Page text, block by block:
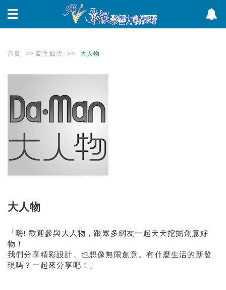
首頁 >>高手如雲 >> 大人物
大人物
「嗨! 歡迎參與大人物，跟眾多網友一起天天挖掘創意好
物！
我們分享精彩設計、也想像無限創意。有什麼生活的新發
現嗎？一起來分享吧！」